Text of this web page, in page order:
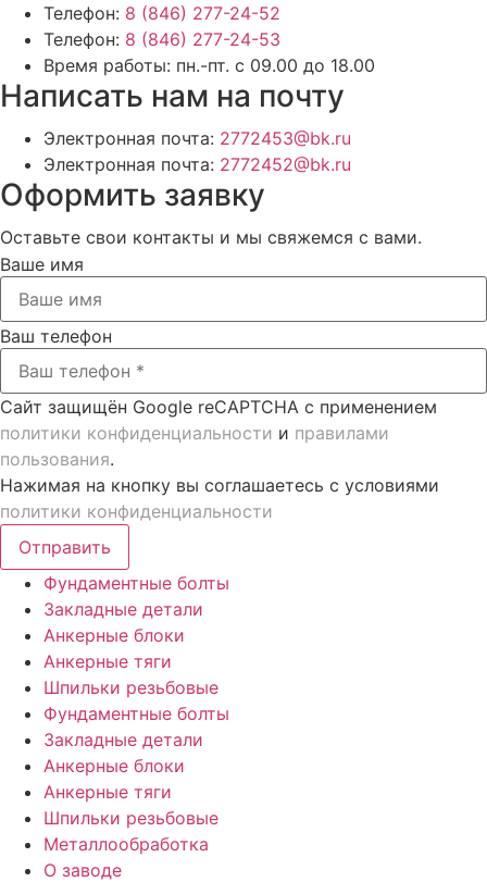
Телефон: 8 (846) 277-24-52
Телефон: 8 (846) 277-24-53
Время работы: пн.-пт. с 09.00 до 18.00
Написать нам на почту
Электронная почта: 2772453@bk.ru
Электронная почта: 2772452@bk.ru
Оформить заявку
Оставьте свои контакты и мы свяжемся с вами.
Ваше имя
Ваш телефон
Сайт защищён Google reCAPTCHA с применением
политики конфиденциальности и правилами
пользования.
Нажимая на кнопку вы соглашаетесь с условиями
политики конфиденциальности
Отправить
Фундаментные болты
Закладные детали
Анкерные блоки
Анкерные тяги
Шпильки резьбовые
Фундаментные болты
Закладные детали
Анкерные блоки
Анкерные тяги
Шпильки резьбовые
Металлообработка
О заводе